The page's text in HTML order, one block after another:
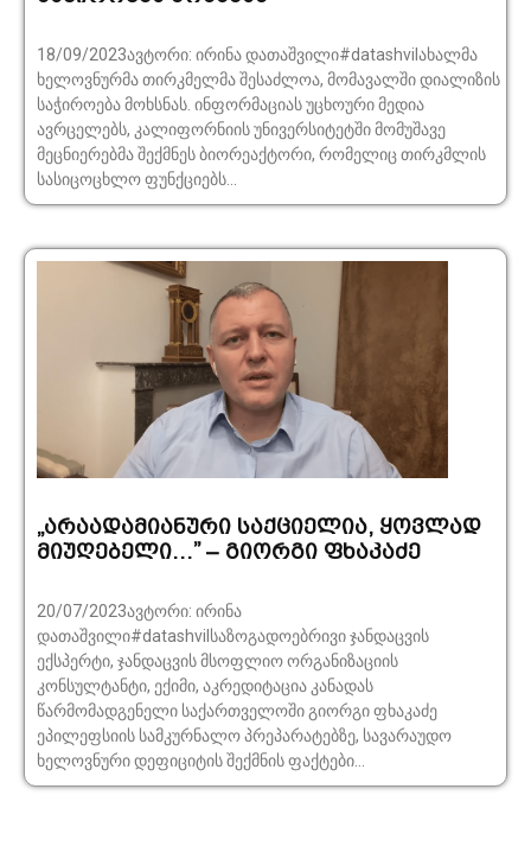
18/09/2023ავტორი: ირინა დათაშვილი#datashvilახალმა
ხელოვნურმა თირკმელმა შესაძლოა, მომავალში დიალიზის
საჭიროება მოხსნას. ინფორმაციას უცხოური მედია
ავრცელებს, კალიფორნიის უნივერსიტეტში მომუშავე
მეცნიერებმა შექმნეს ბიორეაქტორი, რომელიც თირკმლის
სასიცოცხლო ფუნქციებს...
„არაადამიანური საქციელია, ყოვლად
მიუღებელი…” – გიორგი ფხაკაძე
20/07/2023ავტორი: ირინა
დათაშვილი#datashvilსაზოგადოებრივი ჯანდაცვის
ექსპერტი, ჯანდაცვის მსოფლიო ორგანიზაციის
კონსულტანტი, ექიმი, აკრედიტაცია კანადას
წარმომადგენელი საქართველოში გიორგი ფხაკაძე
ეპილეფსიის სამკურნალო პრეპარატებზე, სავარაუდო
ხელოვნური დეფიციტის შექმნის ფაქტები...